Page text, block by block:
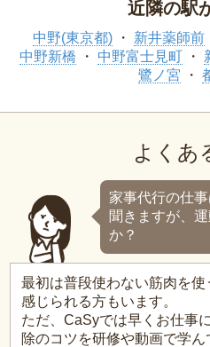
近隣の駅
中野(東京都) 新井薬師前
中野新橋
中野富士見町
鷺ノ宮
よくあ
家事代行の仕
聞きますが、
か？
最初は普段使わない筋肉を
感じられる方もいます。
ただ、CaSyでは早くお仕事
除のコツを研修や動画で学ん